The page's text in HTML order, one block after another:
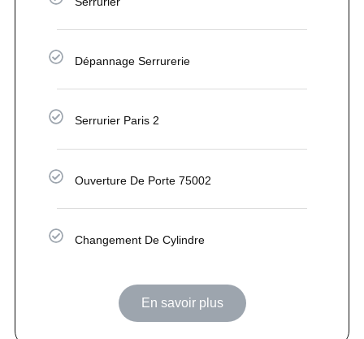
Dépannage Serrurerie
Serrurier Paris 2
Ouverture De Porte 75002
Changement De Cylindre
En savoir plus